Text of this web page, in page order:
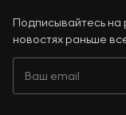
Подписывайтесь на
новостях раньше